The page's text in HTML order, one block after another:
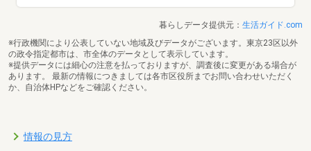
暮らしデータ提供元： 生活ガイド.com
※行政機関により公表していない地域及びデータがございます。東京23区以外
の政令指定都市は、市全体のデータとして表示しています。
※提供データには細心の注意を払っておりますが、調査後に変更がある場合が
あります。 最新の情報につきましては各市区役所までお問い合わせいただく
か、自治体HPなどをご確認ください。
情報の見方